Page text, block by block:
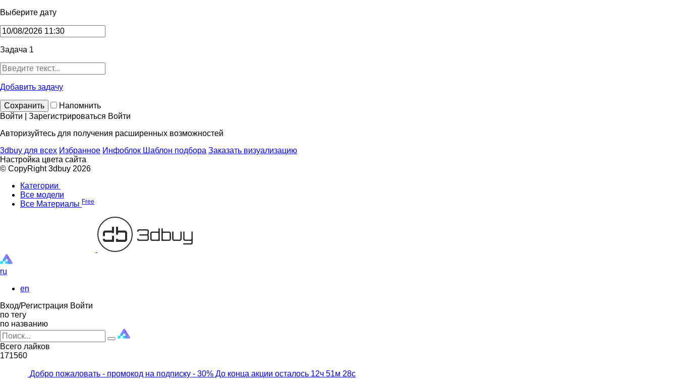
Выберите дату
Задача 1
Добавить задачу
Сохранить
Напомнить
Войти | Зарегистрироваться Войти
Авторизуйтесь для получения расширенных возможностей
3dbuy для всех Избранное Инфоблок Шаблон подбора Заказать визуализацию
Настройка цвета сайта
© CopyRight 3dbuy 2026
Категории
Все модели
Все Материалы Free
ru
en
Вход/Регистрация Войти
по тегу
по названию
Всего лайков
171560
Добро пожаловать - промокод на подписку - 30% До конца акции осталось 12ч 51м 26с